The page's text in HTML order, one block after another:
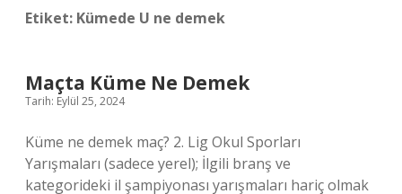
Etiket: Kümede U ne demek
Maçta Küme Ne Demek
Tarih: Eylül 25, 2024
Küme ne demek maç? 2. Lig Okul Sporları
Yarışmaları (sadece yerel); İlgili branş ve
kategorideki il şampiyonası yarışmaları hariç olmak